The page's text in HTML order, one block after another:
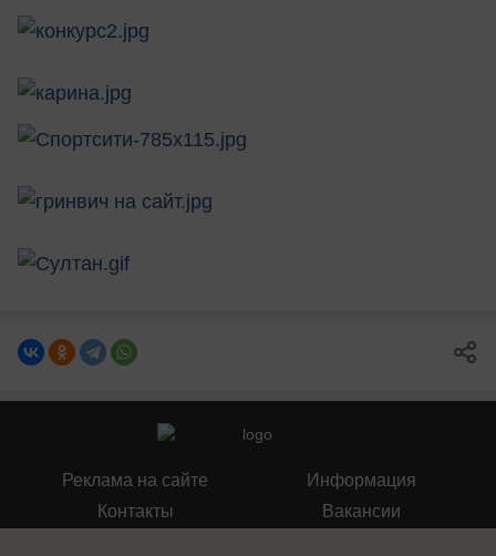
Реклама на сайте
Контакты
Информация
Вакансии